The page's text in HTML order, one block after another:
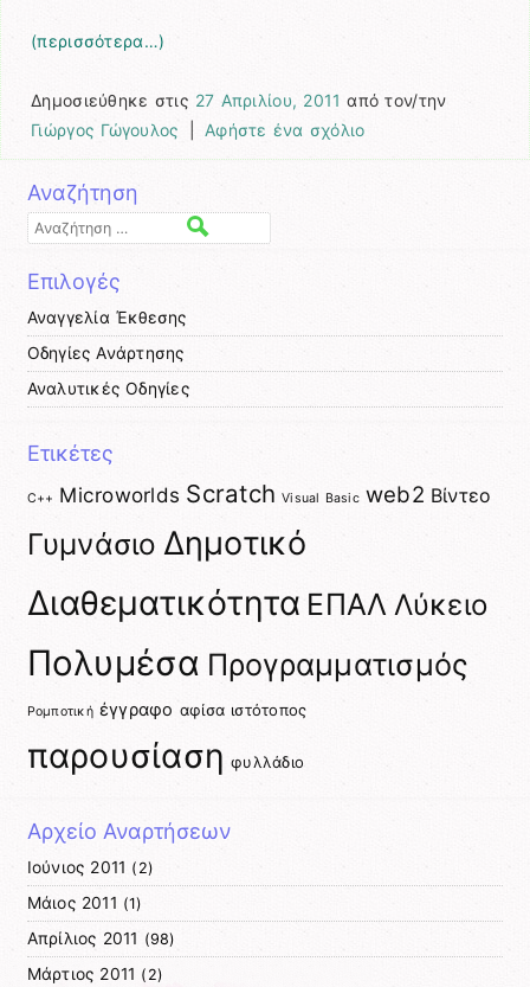
(περισσότερα…)
Δημοσιεύθηκε στις 27 Απριλίου, 2011 από τον/την
Γιώργος Γώγουλος
Αφήστε ένα σχόλιο
Αναζήτηση
Αναζήτηση
Επιλογές
Αναγγελία Έκθεσης
Οδηγίες Ανάρτησης
Αναλυτικές Οδηγίες
Ετικέτες
C++ Microworlds Scratch Visual Basic web2 Βίντεο
Γυμνάσιο Δημοτικό
Διαθεματικότητα ΕΠΑΛ Λύκειο
Πολυμέσα Προγραμματισμός
Ρομποτική έγγραφο αφίσα ιστότοπος
παρουσίαση φυλλάδιο
Αρχείο Αναρτήσεων
Ιούνιος 2011 (2)
Μάιος 2011 (1)
Απρίλιος 2011 (98)
Μάρτιος 2011 (2)